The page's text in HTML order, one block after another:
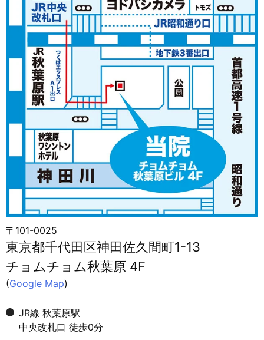
〒101-0025
東京都千代田区神田佐久間町1-13
チョムチョム秋葉原 4F
(Google Map)
JR線 秋葉原駅
中央改札口 徒歩0分